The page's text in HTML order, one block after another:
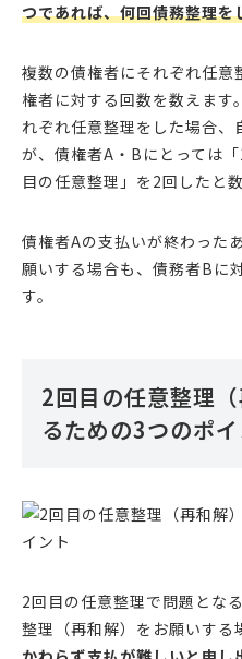
つであれば、何回債務整理を
複数の債権者にそれぞれ任
権者に対する回数を数えま
れぞれ任意整理をした場合
が、債権者A・Bにとっては
目の任意整理」を2回したと数
債権者Aの支払いが終わった
願いする場合も、債務者Bに
す。
2回目の任意整理
るための3つのポ
2回目の任意整理で問題とな
整理（再和解）をお願いする